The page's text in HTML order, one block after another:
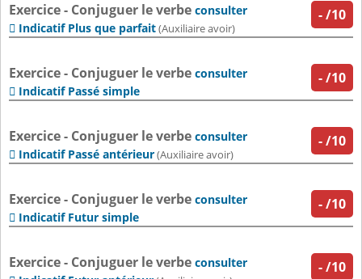
-/10
Exercice - Conjuguer le verbe consulter
 Indicatif Plus que parfait(Auxiliaire avoir)
-/10
Exercice - Conjuguer le verbe consulter
 Indicatif Passé simple
-/10
Exercice - Conjuguer le verbe consulter
 Indicatif Passé antérieur(Auxiliaire avoir)
-/10
Exercice - Conjuguer le verbe consulter
 Indicatif Futur simple
-/10
Exercice - Conjuguer le verbe consulter